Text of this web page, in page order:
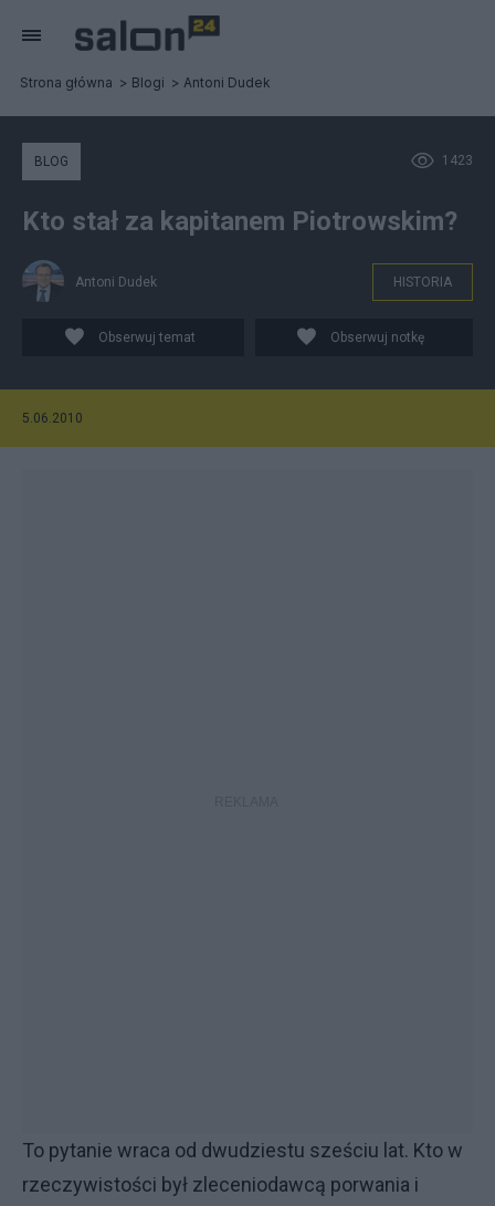
Strona główna Blogi Antoni Dudek
1423
BLOG
Kto stał za kapitanem Piotrowskim?
Antoni Dudek HISTORIA
Obserwuj temat Obserwuj notkę
5.06.2010
To pytanie wraca od dwudziestu sześciu lat. Kto w
rzeczywistości był zleceniodawcą porwania i